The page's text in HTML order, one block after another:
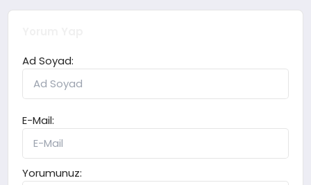
Ad Soyad:
E-Mail:
Yorumunuz: